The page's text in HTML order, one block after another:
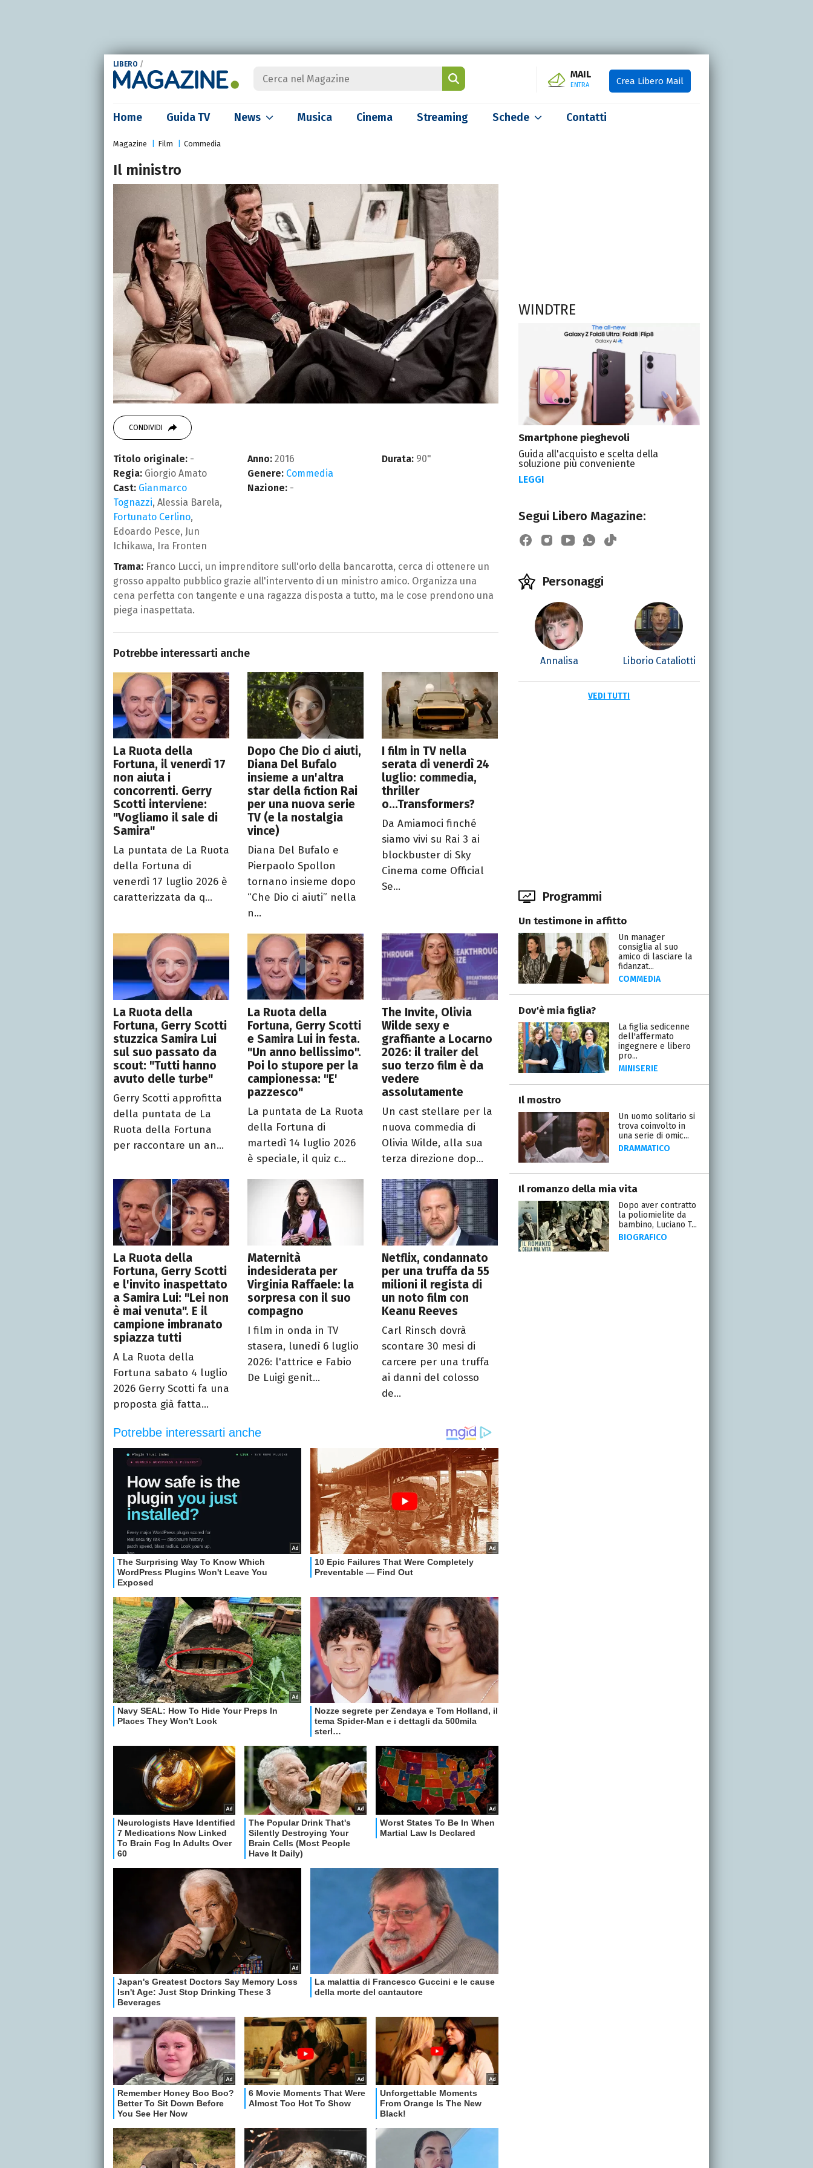
LIBERO /
MAIL
ENTRA Crea Libero Mail
Home Guida TV News Musica Cinema Streaming Schede Contatti
Magazine Film Commedia
Il ministro
CONDIVIDI
Titolo originale: -
Regia: Giorgio Amato
Cast: Gianmarco
Tognazzi, Alessia Barela,
Fortunato Cerlino,
Edoardo Pesce, Jun
Ichikawa, Ira Fronten
Anno: 2016
Genere: Commedia
Nazione: -
Durata: 90"
Trama: Franco Lucci, un imprenditore sull'orlo della bancarotta, cerca di ottenere un
grosso appalto pubblico grazie all'intervento di un ministro amico. Organizza una
cena perfetta con tangente e una ragazza disposta a tutto, ma le cose prendono una
piega inaspettata.
Potrebbe interessarti anche
La Ruota della
Fortuna, il venerdì 17
non aiuta i
concorrenti. Gerry
Scotti interviene:
"Vogliamo il sale di
Samira"
La puntata de La Ruota
della Fortuna di
venerdì 17 luglio 2026 è
caratterizzata da q...
Dopo Che Dio ci aiuti,
Diana Del Bufalo
insieme a un'altra
star della fiction Rai
per una nuova serie
TV (e la nostalgia
vince)
Diana Del Bufalo e
Pierpaolo Spollon
tornano insieme dopo
“Che Dio ci aiuti” nella
n...
I film in TV nella
serata di venerdì 24
luglio: commedia,
thriller
o...Transformers?
Da Amiamoci finché
siamo vivi su Rai 3 ai
blockbuster di Sky
Cinema come Official
Se...
La Ruota della
Fortuna, Gerry Scotti
stuzzica Samira Lui
sul suo passato da
scout: "Tutti hanno
avuto delle turbe"
Gerry Scotti approfitta
della puntata de La
Ruota della Fortuna
per raccontare un an...
La Ruota della
Fortuna, Gerry Scotti
e Samira Lui in festa.
"Un anno bellissimo".
Poi lo stupore per la
campionessa: "E'
pazzesco"
La puntata de La Ruota
della Fortuna di
martedì 14 luglio 2026
è speciale, il quiz c...
The Invite, Olivia
Wilde sexy e
graffiante a Locarno
2026: il trailer del
suo terzo film è da
vedere
assolutamente
Un cast stellare per la
nuova commedia di
Olivia Wilde, alla sua
terza direzione dop...
La Ruota della
Fortuna, Gerry Scotti
e l'invito inaspettato
a Samira Lui: "Lei non
è mai venuta". E il
campione imbranato
spiazza tutti
A La Ruota della
Fortuna sabato 4 luglio
2026 Gerry Scotti fa una
proposta già fatta...
Maternità
indesiderata per
Virginia Raffaele: la
sorpresa con il suo
compagno
I film in onda in TV
stasera, lunedì 6 luglio
2026: l'attrice e Fabio
De Luigi genit...
Netflix, condannato
per una truffa da 55
milioni il regista di
un noto film con
Keanu Reeves
Carl Rinsch dovrà
scontare 30 mesi di
carcere per una truffa
ai danni del colosso
de...
WINDTRE
Smartphone pieghevoli
Guida all'acquisto e scelta della
soluzione più conveniente
LEGGI
Segui Libero Magazine:
Personaggi
Annalisa Liborio Cataliotti
VEDI TUTTI
Programmi
Un testimone in affitto
Un manager
consiglia al suo
amico di lasciare la
fidanzat...
COMMEDIA
Dov'è mia figlia?
La figlia sedicenne
dell'affermato
ingegnere e libero
pro...
MINISERIE
Il mostro
Un uomo solitario si
trova coinvolto in
una serie di omic...
DRAMMATICO
Il romanzo della mia vita
Dopo aver contratto
la poliomielite da
bambino, Luciano T...
BIOGRAFICO